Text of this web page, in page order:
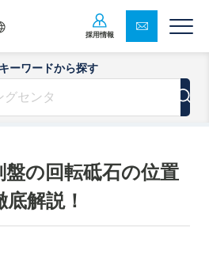
採用情報
ーワードから探す
盤の回転砥石の位置
解説！